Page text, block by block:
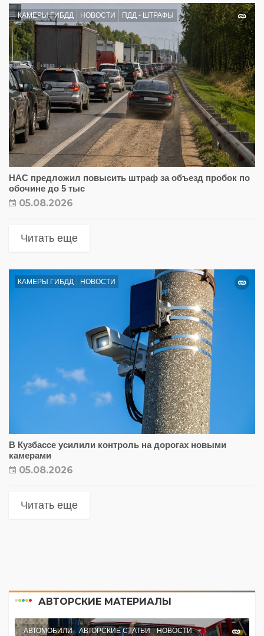
КАМЕРЫ ГИБДД НОВОСТИ ПДД - ШТРАФЫ
НАС предложил повысить штраф за объезд пробок по
обочине до 5 тыс
05.08.2026
Читать еще
КАМЕРЫ ГИБДД НОВОСТИ
В Кузбассе усилили контроль на дорогах новыми
камерами
05.08.2026
Читать еще
АВТОРСКИЕ МАТЕРИАЛЫ
АВТОМОБИЛИ АВТОРСКИЕ СТАТЬИ НОВОСТИ